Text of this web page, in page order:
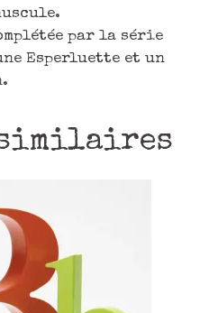
par la série
Esperluette et un